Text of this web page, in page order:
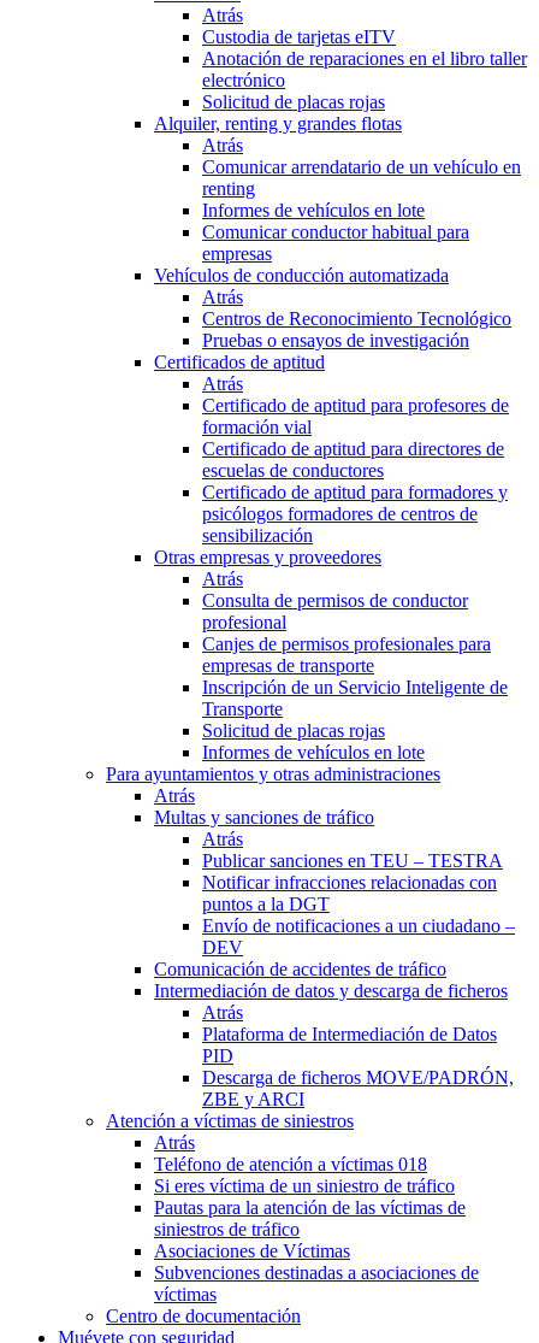
Atrás
Custodia de tarjetas eITV
Anotación de reparaciones en el libro taller
electrónico
Solicitud de placas rojas
Alquiler, renting y grandes flotas
Atrás
Comunicar arrendatario de un vehículo en
renting
Informes de vehículos en lote
Comunicar conductor habitual para
empresas
Vehículos de conducción automatizada
Atrás
Centros de Reconocimiento Tecnológico
Pruebas o ensayos de investigación
Certificados de aptitud
Atrás
Certificado de aptitud para profesores de
formación vial
Certificado de aptitud para directores de
escuelas de conductores
Certificado de aptitud para formadores y
psicólogos formadores de centros de
sensibilización
Otras empresas y proveedores
Atrás
Consulta de permisos de conductor
profesional
Canjes de permisos profesionales para
empresas de transporte
Inscripción de un Servicio Inteligente de
Transporte
Solicitud de placas rojas
Informes de vehículos en lote
Para ayuntamientos y otras administraciones
Atrás
Multas y sanciones de tráfico
Atrás
Publicar sanciones en TEU – TESTRA
Notificar infracciones relacionadas con
puntos a la DGT
Envío de notificaciones a un ciudadano –
DEV
Comunicación de accidentes de tráfico
Intermediación de datos y descarga de ficheros
Atrás
Plataforma de Intermediación de Datos
PID
Descarga de ficheros MOVE/PADRÓN,
ZBE y ARCI
Atención a víctimas de siniestros
Atrás
Teléfono de atención a víctimas 018
Si eres víctima de un siniestro de tráfico
Pautas para la atención de las víctimas de
siniestros de tráfico
Asociaciones de Víctimas
Subvenciones destinadas a asociaciones de
víctimas
Centro de documentación
Muévete con seguridad